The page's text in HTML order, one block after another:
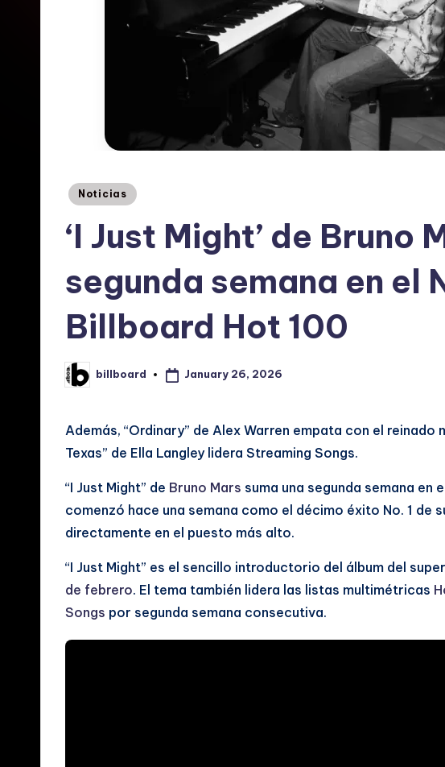
Posted
Noticias
‘I Just Might’ de Bruno
segunda semana en el
Billboard Hot 100
Posted
by
billboard January 26, 2026
Además, “Ordinary” de Alex Warren empata con el reinado
Texas” de Ella Langley lidera Streaming Songs.
“I Just Might” de Bruno Mars suma una segunda semana en
comenzó hace una semana como el décimo éxito No. 1 de
directamente en el puesto más alto.
“I Just Might” es el sencillo introductorio del álbum del
de febrero. El tema también lidera las listas multimétricas
Songs por segunda semana consecutiva.